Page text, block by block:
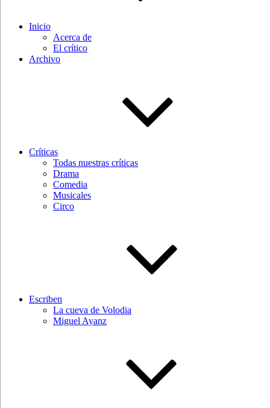
Inicio
Acerca de
El crítico
Archivo
Críticas
Todas nuestras críticas
Drama
Comedia
Musicales
Circo
Escriben
La cueva de Volodia
Miguel Ayanz